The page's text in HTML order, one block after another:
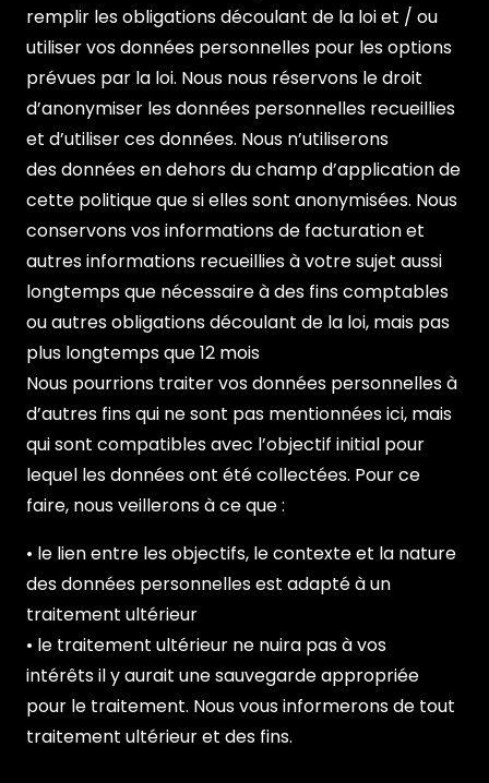
remplir les obligations découlant de la loi et / ou
utiliser vos données personnelles pour les options
prévues par la loi. Nous nous réservons le droit
d’anonymiser les données personnelles recueillies
et d’utiliser ces données. Nous n’utiliserons
des données en dehors du champ d’application de
cette politique que si elles sont anonymisées. Nous
conservons vos informations de facturation et
autres informations recueillies à votre sujet aussi
longtemps que nécessaire à des fins comptables
ou autres obligations découlant de la loi, mais pas
plus longtemps que 12 mois
Nous pourrions traiter vos données personnelles à
d’autres fins qui ne sont pas mentionnées ici, mais
qui sont compatibles avec l’objectif initial pour
lequel les données ont été collectées. Pour ce
faire, nous veillerons à ce que :
• le lien entre les objectifs, le contexte et la nature
des données personnelles est adapté à un
traitement ultérieur
• le traitement ultérieur ne nuira pas à vos
intérêts il y aurait une sauvegarde appropriée
pour le traitement. Nous vous informerons de tout
traitement ultérieur et des fins.